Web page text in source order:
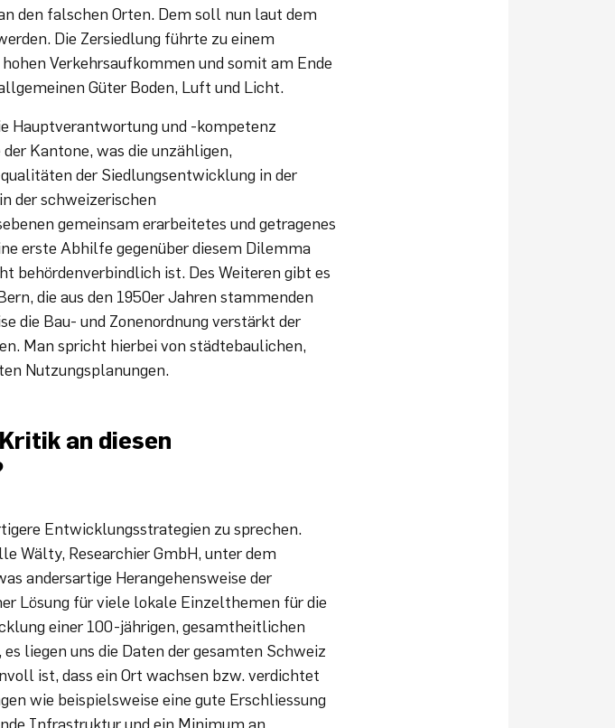
den falschen Orten. Dem soll nun laut dem
Die Zersiedlung führte zu einem
Verkehrsaufkommen und somit am Ende
Güter Boden, Luft und Licht.
Hauptverantwortung und -kompetenz
Kantone, was die unzähligen,
der Siedlungsentwicklung in der
der schweizerischen
gemeinsam erarbeitetes und getragenes
erste Abhilfe gegenüber diesem Dilemma
behördenverbindlich ist. Des Weiteren gibt es
die aus den 1950er Jahren stammenden
die Bau- und Zonenordnung verstärkt der
Man spricht hierbei von städtebaulichen,
Nutzungsplanungen.
an diesen
Entwicklungsstrategien zu sprechen.
Wälty, Researchier GmbH, unter dem
andersartige Herangehensweise der
Lösung für viele lokale Einzelthemen für die
einer 100-jährigen, gesamtheitlichen
liegen uns die Daten der gesamten Schweiz
ist, dass ein Ort wachsen bzw. verdichtet
wie beispielsweise eine gute Erschliessung
Infrastruktur und ein Minimum an